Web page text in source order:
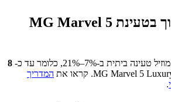
בטעינת MG Marvel 5
ב-7%–21%, כלומר עד כ-
8
MG Marvel 5. קראו את המדריך
.